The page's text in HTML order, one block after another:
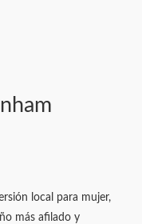
local para mujer,
más afilado y